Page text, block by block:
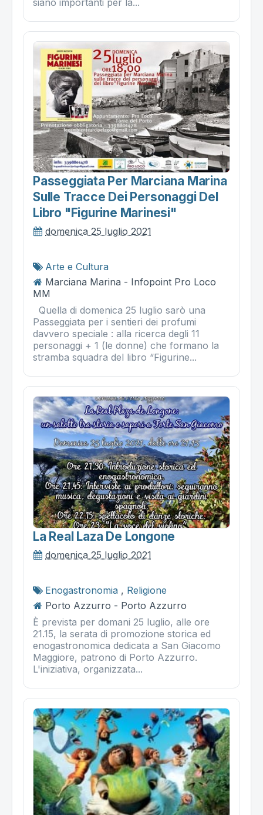
Passeggiata Per Marciana Marina
Sulle Tracce Dei Personaggi Del
Libro "figurine Marinesi"
domenica 25 luglio 2021
Arte e Cultura
Marciana Marina - Infopoint Pro Loco
MM
Quella di domenica 25 luglio sarò una
Passeggiata per i sentieri dei profumi
davvero speciale : alla ricerca degli 11
personaggi + 1 (le donne) che formano la
stramba squadra del libro “Figurine...
La Real Laza De Longone
domenica 25 luglio 2021
Enogastronomia , Religione
Porto Azzurro - Porto Azzurro
È prevista per domani 25 luglio, alle ore
21.15, la serata di promozione storica ed
enogastronomica dedicata a San Giacomo
Maggiore, patrono di Porto Azzurro.
L'iniziativa, organizzata...